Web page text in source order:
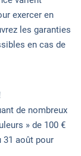
exercer en
les garanties
en cas de
de nombreux
» de 100 €
31 août pour